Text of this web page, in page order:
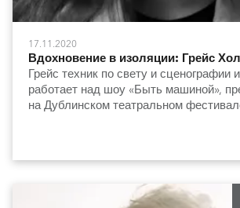
17.11.2020
Вдохновение в изоляции: Грейс
Грейс техник по свету и сценографии
работает над шоу «Быть машиной»,
на Дублинском театральном